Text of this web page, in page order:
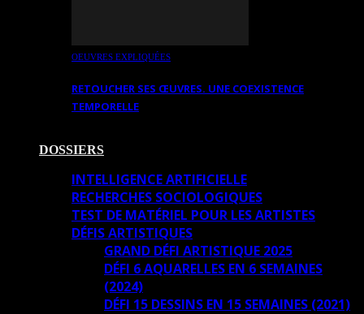
OEUVRES EXPLIQUÉES
RETOUCHER SES ŒUVRES. UNE COEXISTENCE
TEMPORELLE
DOSSIERS
INTELLIGENCE ARTIFICIELLE
RECHERCHES SOCIOLOGIQUES
TEST DE MATÉRIEL POUR LES ARTISTES
DÉFIS ARTISTIQUES
GRAND DÉFI ARTISTIQUE 2025
DÉFI 6 AQUARELLES EN 6 SEMAINES
(2024)
DÉFI 15 DESSINS EN 15 SEMAINES (2021)